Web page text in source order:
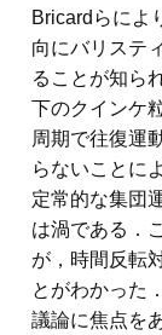
Bricardらによ
向にバリステ
ることが知ら
下のクインケ
周期で往復運
らないことに
定常的な集団
は渦である．
が，時間反転
とがわかった
議論に焦点を